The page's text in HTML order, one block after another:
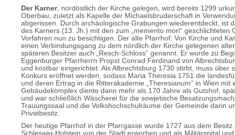
Der Karner, nordöstlich der Kirche gelegen, wird bereits 1299
Oberbau, zuletzt als Kapelle der Michaelsbruderschaft in
abgerissen. Durch archäologische Grabungen wiederentdeckt, ist
des Karners (13. Jh.) mit den zum „memento mori“ geschlichteten
Vorfahren nun zu besichtigen. Der alte Pfarrhof: Von Kirche und
einen Verbindungsgang zu dem nördlich der Kirche gelegenen
späteren Besitzer auch „Resch-Schloss“ genannt. Er wurde zu
Eggenburger Pfarrherrn Propst Conrad Ferdinand von
und kostbar eingerichtet. Als Albrechtsburg 1730 stirbt, muss über
Konkurs eröffnet werden, sodass Maria Theresia 1751 die
und deren Ertrag in die Ritterakademie „Theresianum“ in Wien mit
Gebäudekomplex diente dann mehr als 170 Jahre als Gutshof,
und war schließlich Wäscherei für die sowjetische
Trauungssaal und die Volkshochschulräume der Gemeinde darin
Privatbesitz.
Der heutige Pfarrhof in der Pfarrgasse wurde 1727 aus dem Besitz
Schleswig-Holstein von der Stadt erworben und als Militärspital